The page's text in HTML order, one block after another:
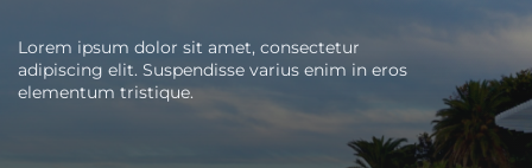
Lorem ipsum dolor sit amet, consectetur
adipiscing elit. Suspendisse varius enim in eros
elementum tristique.